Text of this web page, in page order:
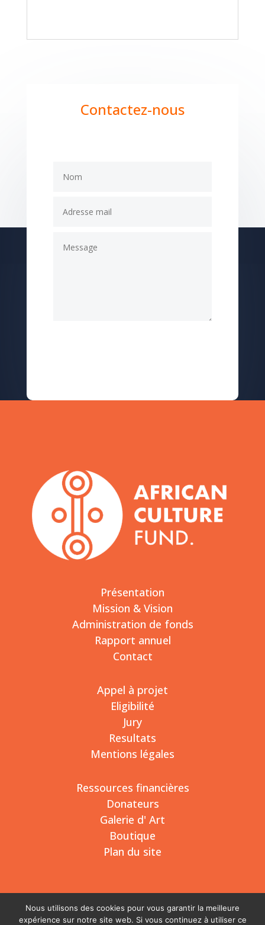
Contactez-nous
Présentation
Mission & Vision
Administration de fonds
Rapport annuel
Contact
Appel à projet
Eligibilité
Jury
Resultats
Mentions légales
Ressources financières
Donateurs
Galerie d' Art
Boutique
Plan du site
Nous utilisons des cookies pour vous garantir la meilleure
expérience sur notre site web. Si vous continuez à utiliser ce